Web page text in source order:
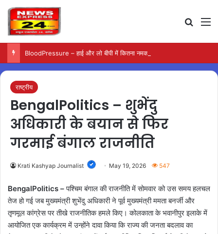
राष्ट्रीय
BengalPolitics – शुभेंदु
अधिकारी के बयान से फिर
गरमाई बंगाल राजनीति
Krati Kashyap Journalist May 19, 2026 547
BengalPolitics –पश्चिम बंगाल की राजनीति में सोमवार को उस समय हलचल
तेज हो गई जब मुख्यमंत्री शुभेंदु अधिकारी ने पूर्व मुख्यमंत्री ममता बनर्जी और
तृणमूल कांग्रेस पर तीखे राजनीतिक हमले किए। कोलकाता के भवानीपुर इलाके में
आयोजित एक कार्यक्रम में उन्होंने दावा किया कि राज्य की जनता बदलाव का